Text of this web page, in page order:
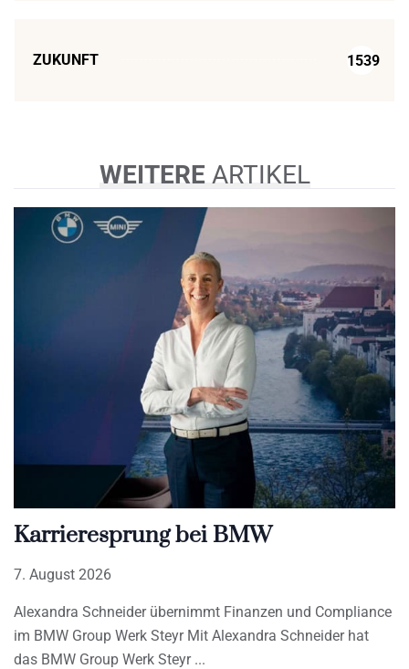
ZUKUNFT 1539
WEITERE ARTIKEL
Karrieresprung bei BMW
7. August 2026
Alexandra Schneider übernimmt Finanzen und Compliance
im BMW Group Werk Steyr Mit Alexandra Schneider hat
das BMW Group Werk Steyr